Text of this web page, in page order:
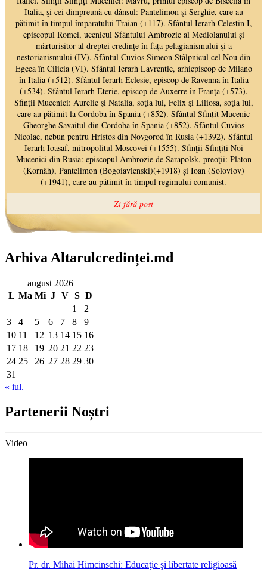
Arhiva Altarulcredinței.md
august 2026
L Ma Mi J V S D
1
2
3
4 5 6 7 8
9
10 11 12 13 14 15 16
17 18 19 20 21 22 23
24 25 26 27 28 29 30
31
« iul.
Partenerii Noștri
Video
Pr. dr. Mihai Himcinschi: Educaţie şi libertate religioasă